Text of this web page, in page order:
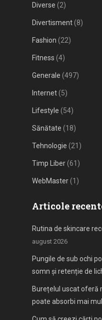
Diverse (2)
Divertisment(8)
Fashion (22)
Fitness (4)
Generale (497)
Internet(5)
Lifestyle (54)
Sănătate (18)
Tehnologie (21)
Timp Liber(61)
WebMaster(1)
Articole
Rutina de skincare
august 2026
Pungile de sub ochi
somn și retenție de
Burețelul uscat oferă
poate absorbi mai